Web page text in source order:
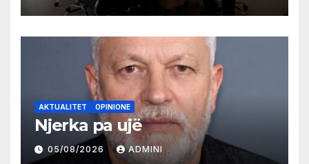
AKTUALITET OPINIONE
Njerka pa ujë
05/08/2026 ADMINI